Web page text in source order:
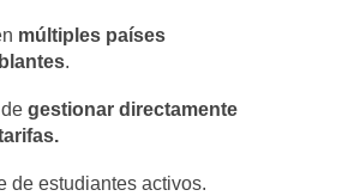
múltiples países
.
degestionar directamente
de estudiantes activos.